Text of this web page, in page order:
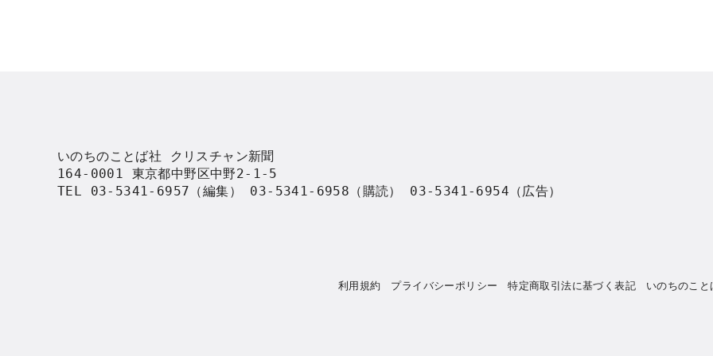
いのちのことば社 クリスチャン新聞
164-0001 東京都中野区中野2-1-5
TEL 03-5341-6957（編集） 03-5341-6958（購読） 03-5341-6954（広告）
利用規約 プライバシーポリシー 特定商取引法に基づく表記 いのちのこと